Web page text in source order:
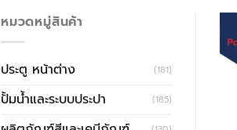
หมวดหมู่สินค้า
ประตู หน้าต่าง (181)
ปั้มน้ำและระบบประปา (185)